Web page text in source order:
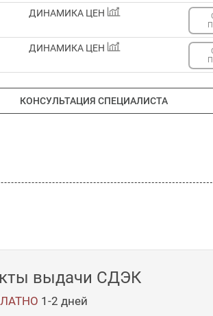
ДИНАМИКА ЦЕН
ДИНАМИКА ЦЕН
КОНСУЛЬТАЦИЯ СПЕЦИАЛИСТА
выдачи СДЭК
1-2 дней